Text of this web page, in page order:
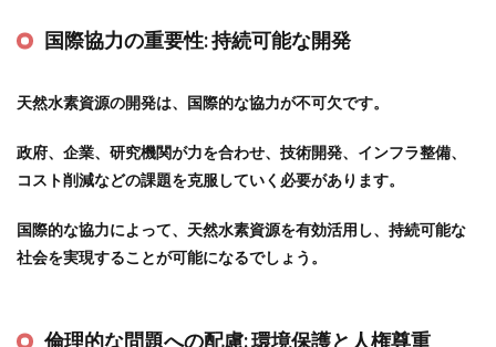
国際協力の重要性:持続可能な開発
天然水素資源の開発は、国際的な協力が不可欠です。
政府、企業、研究機関が力を合わせ、技術開発、インフラ整備、
コスト削減などの課題を克服していく必要があります。
国際的な協力によって、天然水素資源を有効活用し、持続可能な
社会を実現することが可能になるでしょう。
倫理的な問題への配慮:環境保護と人権尊重